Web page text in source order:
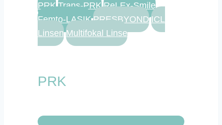
PRK Trans-PRK ReLEx-Smile
Femto-LASIK PRESBYOND ICL
Linsen Multifokal Linse
PRK